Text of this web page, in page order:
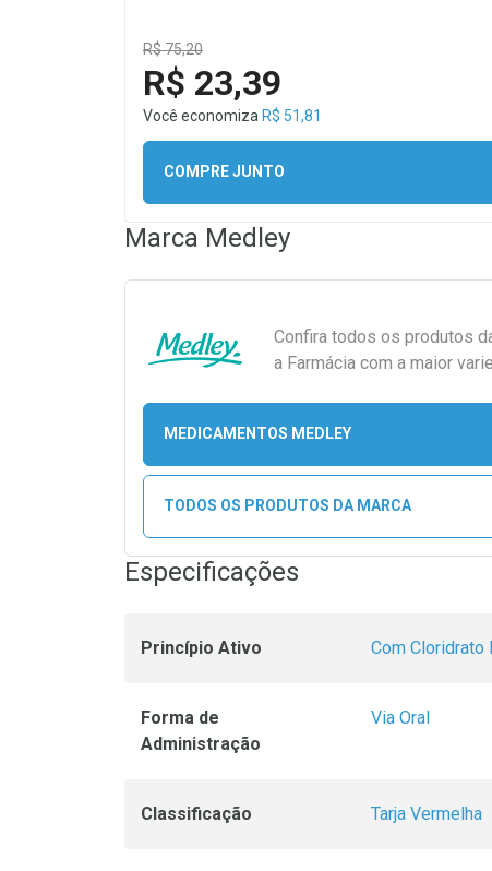
R$ 75,20
R$ 23,39
Você economiza R$ 51,81
COMPRE JUNTO
Marca Medley
Confira todos os produtos
a Farmácia com a maior
MEDICAMENTOS MEDLEY
TODOS OS PRODUTOS DA MARCA
Especificações
Princípio Ativo Com Cloridrato
Forma de
Administração
Via Oral
Classificação Tarja Vermelha